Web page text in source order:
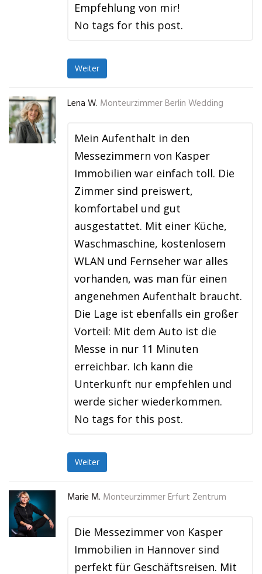
Empfehlung von mir!
No tags for this post.
Weiter
Lena W. Monteurzimmer Berlin Wedding
Mein Aufenthalt in den
Messezimmern von Kasper
Immobilien war einfach toll. Die
Zimmer sind preiswert,
komfortabel und gut
ausgestattet. Mit einer Küche,
Waschmaschine, kostenlosem
WLAN und Fernseher war alles
vorhanden, was man für einen
angenehmen Aufenthalt braucht.
Die Lage ist ebenfalls ein großer
Vorteil: Mit dem Auto ist die
Messe in nur 11 Minuten
erreichbar. Ich kann die
Unterkunft nur empfehlen und
werde sicher wiederkommen.
No tags for this post.
Weiter
Marie M. Monteurzimmer Erfurt Zentrum
Die Messezimmer von Kasper
Immobilien in Hannover sind
perfekt für Geschäftsreisen. Mit